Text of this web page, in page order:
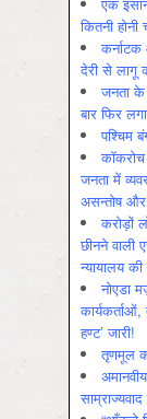
कितनी होनी
देरी से लागू
जनता के
बार फिर
पश्चिम
कॉकरोच
जनता में
असन्‍तोष और
करोड़ों
छीनने वाली
न्यायालय
नोएडा
कार्यकर्ताओं,
हण्ट’ जारी!
तृणमूल